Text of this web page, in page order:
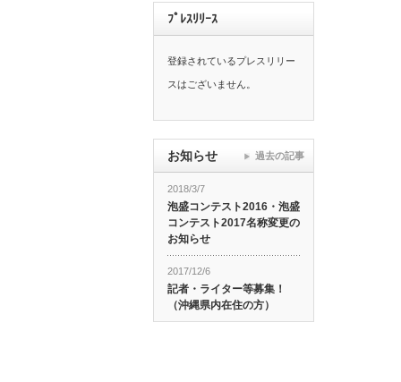
ﾌﾟﾚｽﾘﾘｰｽ
登録されているプレスリリー
スはございません。
お知らせ
2018/3/7
泡盛コンテスト2016・泡盛
コンテスト2017名称変更の
お知らせ
2017/12/6
記者・ライター等募集！
（沖縄県内在住の方）
過去の記事